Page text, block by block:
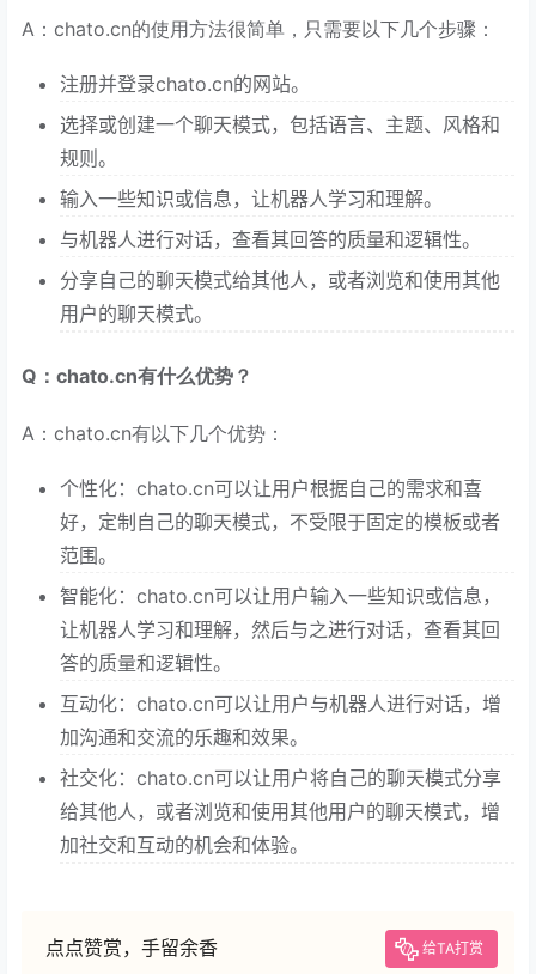
A：chato.cn的使用方法很简单，只需要以下几个步骤：
注册并登录chato.cn的网站。
选择或创建一个聊天模式，包括语言、主题、风格和
规则。
输入一些知识或信息，让机器人学习和理解。
与机器人进行对话，查看其回答的质量和逻辑性。
分享自己的聊天模式给其他人，或者浏览和使用其他
用户的聊天模式。
Q：chato.cn有什么优势？
A：chato.cn有以下几个优势：
个性化：chato.cn可以让用户根据自己的需求和喜
好，定制自己的聊天模式，不受限于固定的模板或者
范围。
智能化：chato.cn可以让用户输入一些知识或信息，
让机器人学习和理解，然后与之进行对话，查看其回
答的质量和逻辑性。
互动化：chato.cn可以让用户与机器人进行对话，增
加沟通和交流的乐趣和效果。
社交化：chato.cn可以让用户将自己的聊天模式分享
给其他人，或者浏览和使用其他用户的聊天模式，增
加社交和互动的机会和体验。
点点赞赏，手留余香 给TA打赏